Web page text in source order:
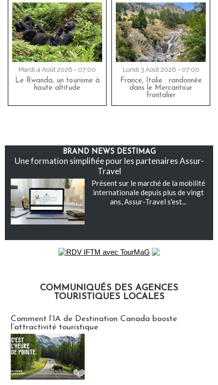
Mardi 4 Août 2026 - 07:00
Le Rwanda, un tourisme à
haute altitude
Lundi 3 Août 2026 - 07:00
France, Italie : randonnée
dans le Mercantour
frontalier
BRAND NEWS DESTIMAG
Une formation simplifiée pour les partenaires Assur-
Travel
Présent sur le marché de la mobilité
internationale depuis plus de vingt
ans, Assur-Travel s'est...
COMMUNIQUÉS DES AGENCES
TOURISTIQUES LOCALES
Comment l’IA de Destination Canada booste
l’attractivité touristique